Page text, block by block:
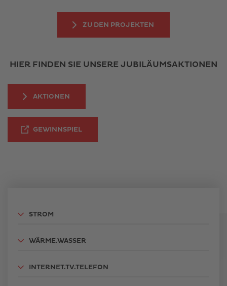
ZU DEN PROJEKTEN
HIER FINDEN SIE UNSERE JUBILÄUMSAKTIONEN
AKTIONEN
GEWINNSPIELLINK ÖFFNET IN NEUEM FENSTER
STROM
WÄRME.WASSER
INTERNET.TV.TELEFON